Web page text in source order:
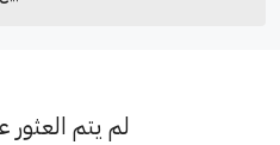
لم يتم العثور